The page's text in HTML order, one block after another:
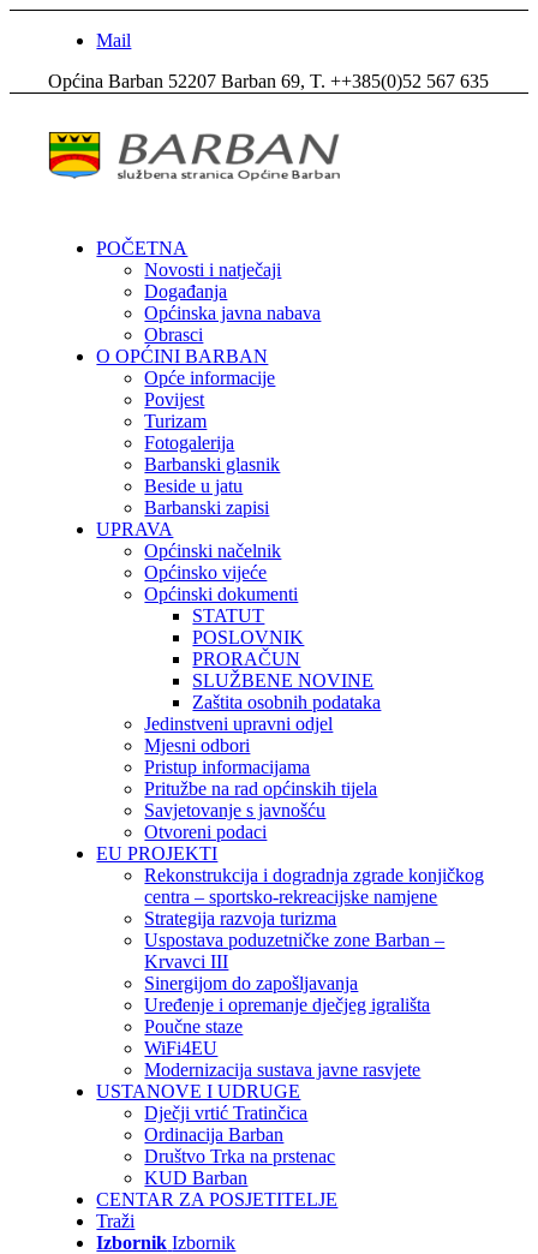
Mail
Općina Barban 52207 Barban 69, T. ++385(0)52 567 635
POČETNA
Novosti i natječaji
Događanja
Općinska javna nabava
Obrasci
O OPĆINI BARBAN
Opće informacije
Povijest
Turizam
Fotogalerija
Barbanski glasnik
Beside u jatu
Barbanski zapisi
UPRAVA
Općinski načelnik
Općinsko vijeće
Općinski dokumenti
STATUT
POSLOVNIK
PRORAČUN
SLUŽBENE NOVINE
Zaštita osobnih podataka
Jedinstveni upravni odjel
Mjesni odbori
Pristup informacijama
Pritužbe na rad općinskih tijela
Savjetovanje s javnošću
Otvoreni podaci
EU PROJEKTI
Rekonstrukcija i dogradnja zgrade konjičkog
centra – sportsko-rekreacijske namjene
Strategija razvoja turizma
Uspostava poduzetničke zone Barban –
Krvavci III
Sinergijom do zapošljavanja
Uređenje i opremanje dječjeg igrališta
Poučne staze
WiFi4EU
Modernizacija sustava javne rasvjete
USTANOVE I UDRUGE
Dječji vrtić Tratinčica
Ordinacija Barban
Društvo Trka na prstenac
KUD Barban
CENTAR ZA POSJETITELJE
Traži
Izbornik Izbornik